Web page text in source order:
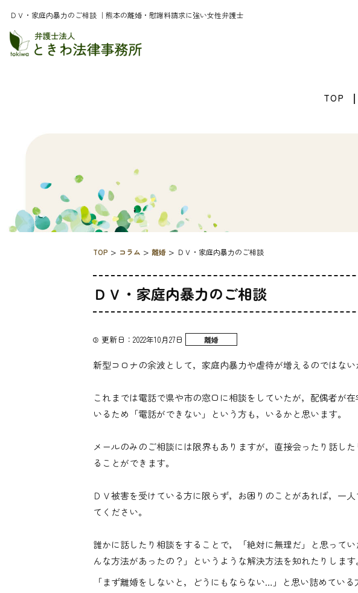
ＤＶ・家庭内暴力のご相談 ｜熊本の離婚・慰謝料請求に強い女性弁護士
TOP
TOP > コラム > 離婚 > ＤＶ・家庭内暴力のご相談
ＤＶ・家庭内暴力のご相談
更新日：2022年10月27日 離婚
新型コロナの余波として，家庭内暴力や虐待が増えるのではな
これまでは電話で県や市の窓口に相談をしていたが，配偶者が
いるため「電話ができない」という方も，いるかと思います。
メールのみのご相談には限界もありますが，直接会ったり話し
ることができます。
ＤＶ被害を受けている方に限らず，お困りのことがあれば，一
てください。
誰かに話したり相談をすることで，「絶対に無理だ」と思って
んな方法があったの？」というような解決方法を知れたりします。
「まず離婚をしないと，どうにもならない…」と思い詰めてい